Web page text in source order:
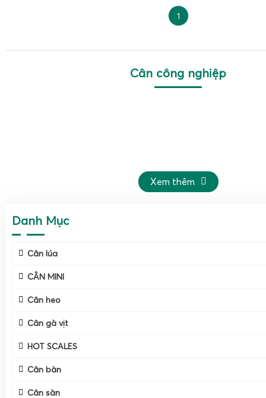
Danh Mục
Cân lúa
CÂN MINI
Cân heo
Cân gà vịt
HOT SCALES
Cân bàn
Cân sàn
1
Cân công nghiệp
Xem thêm